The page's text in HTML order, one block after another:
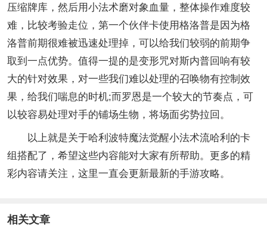
压缩牌库，然后用小法术磨对象血量，整体操作难度较
难，比较考验走位，第一个伙伴卡使用格洛普是因为格
洛普前期很难被迅速处理掉，可以给我们较弱的前期争
取到一点优势。值得一提的是变形咒对斯内普回响有较
大的针对效果，对一些我们难以处理的召唤物有控制效
果，给我们喘息的时机;而罗恩是一个较大的节奏点，可
以较容易处理对手的铺场生物，将场面劣势拉回。
以上就是关于哈利波特魔法觉醒小法术流哈利的卡
组搭配了，希望这些内容能对大家有所帮助。更多的精
彩内容请关注，这里一直会更新最新的手游攻略。
相关文章